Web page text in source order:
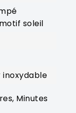
soleil
inoxydable
Minutes